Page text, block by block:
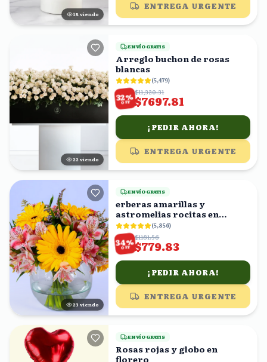
19 viendo
ENTREGA URGENTE
21 viendo
ENVÍO GRATIS
Arreglo buchon de rosas
blancas
(5,479)
32%
OFF
$11,320.31
$7697.81
¡PEDIR AHORA!
ENTREGA URGENTE
22 viendo
ENVÍO GRATIS
erberas amarillas y
astromelias rocitas en
florero (5,856)
34%
OFF
$1181.56
$779.83
¡PEDIR AHORA!
ENTREGA URGENTE
ENVÍO GRATIS
Rosas rojas y globo en
florero